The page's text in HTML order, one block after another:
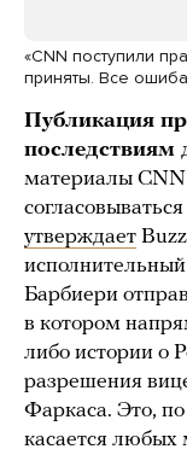
«CNN поступили
приняты. Все
Публикация
последствиям
материалы CNN
утверждает
Барбиери
в котором
либо истории о
разрешения
Фаркаса. Это,
касается любых